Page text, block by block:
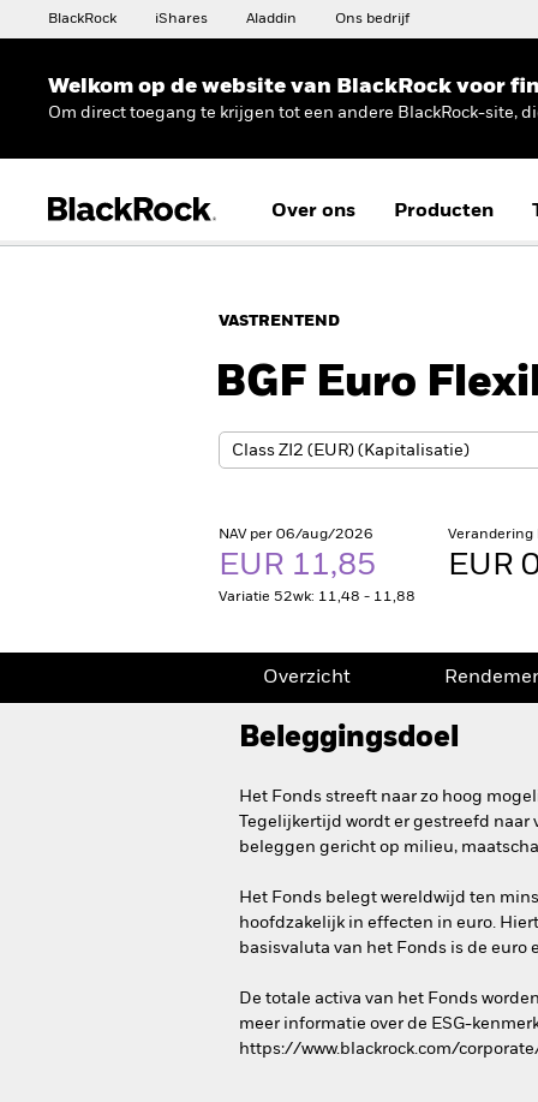
BlackRock iShares Aladdin Ons bedrijf
Welkom op de website van BlackRock voor
Om direct toegang te krijgen tot een andere BlackRock-site,
Over ons Producten
VASTRENTEND
BGF Euro
NAV per 06/aug/2026
EUR 11,85
Variatie 52wk: 11,48 - 11,88
Verandering
EUR
Overzicht
Beleggingsdoel
Het Fonds streeft naar zo hoog
Tegelijkertijd wordt er gestreefd
beleggen gericht op milieu,
Het Fonds belegt wereldwijd ten
hoofdzakelijk in effecten in euro.
basisvaluta van het Fonds is de
De totale activa van het Fonds
meer informatie over de ESG-
https://www.blackrock.com/